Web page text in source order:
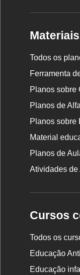
Todos os
Ferramenta
Planos sobre
Planos de
Planos sobre
Material
Planos de
Atividades
Cursos
Todos os
Educação
Educação